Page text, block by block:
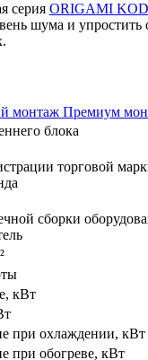
серия ORIGAMI
шума и упростить
монтаж Премиум
блока
торговой
сборки
кВт
при охлаждении, кВт
при обогреве, кВт